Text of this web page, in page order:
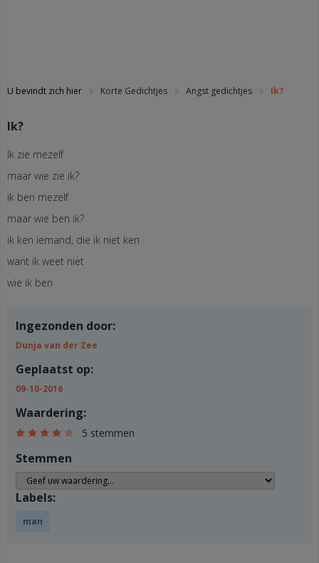
U bevindt zich hier Korte Gedichtjes Angst gedichtjes Ik?
Ik?
Ik zie mezelf
maar wie zie ik?
ik ben mezelf
maar wie ben ik?
ik ken iemand, die ik niet ken
want ik weet niet
wie ik ben
Ingezonden door:
Dunja van der Zee
Geplaatst op:
09-10-2016
Waardering:
5 stemmen
Stemmen
Labels:
man